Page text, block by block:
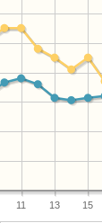
11 13 15